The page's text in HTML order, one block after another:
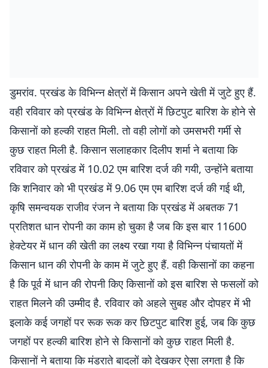
डुमरांव. प्रखंड के विभिन्न क्षेत्रों में किसान अपने खेती में जुटे हुए हैं.
वही रविवार को प्रखंड के विभिन्न क्षेत्रों में छिटपुट बारिश के होने से
किसानों को हल्की राहत मिली. तो वही लोगों को उमसभरी गर्मी से
कुछ राहत मिली है. किसान सलाहकार दिलीप शर्मा ने बताया कि
रविवार को प्रखंड में 10.02 एम बारिश दर्ज की गयी, उन्होंने बताया
कि शनिवार को भी प्रखंड में 9.06 एम एम बारिश दर्ज की गई थी,
कृषि समन्वयक राजीव रंजन ने बताया कि प्रखंड में अबतक 71
प्रतिशत धान रोपनी का काम हो चुका है जब कि इस बार 11600
हेक्टेयर में धान की खेती का लक्ष्य रखा गया है विभिन्न पंचायतों में
किसान धान की रोपनी के काम में जुटे हुए हैं. वही किसानों का कहना
है कि पूर्व में धान की रोपनी किए किसानों को इस बारिश से फसलों को
राहत मिलने की उम्मीद है. रविवार को अहले सुबह और दोपहर में भी
इलाके कई जगहों पर रूक रूक कर छिटपुट बारिश हुई, जब कि कुछ
जगहों पर हल्की बारिश होने से किसानों को कुछ राहत मिली है.
किसानों ने बताया कि मंडराते बादलों को देखकर ऐसा लगता है कि